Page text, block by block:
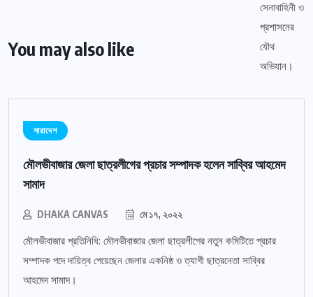
You may also like
সারাদেশ
মৌলভীবাজার জেলা ছাত্রলীগের প্রচার সম্পাদক হলেন সাব্বির আহমেদ
সামাদ
DHAKA CANVAS মে ১৭, ২০২২
মৌলভীবাজার প্রতিনিধি: মৌলভীবাজার জেলা ছাত্রলীগের নতুন কমিটিতে প্রচার
সম্পাদক পদে দায়িত্ব পেয়েছেন জেলার একনিষ্ঠ ও ত্যাগী ছাত্রনেতা সাব্বির
আহমেদ সামাদ।